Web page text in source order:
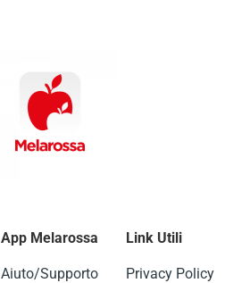
App Melarossa
Aiuto/Supporto
Link Utili
Privacy Policy